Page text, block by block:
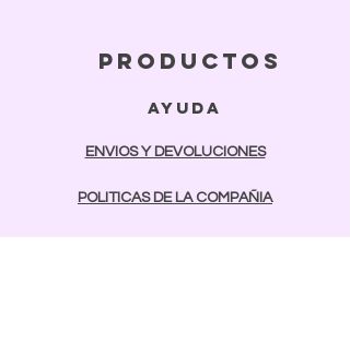
productos
ayuda
ENVIOS Y DEVOLUCIONES
POLITICAS DE LA COMPAÑIA